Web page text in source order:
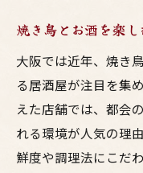
焼き鳥とお酒を楽
大阪では近年、焼き
る居酒屋が注目を集
えた店舗では、都会
れる環境が人気の理
鮮度や調理法にこだ